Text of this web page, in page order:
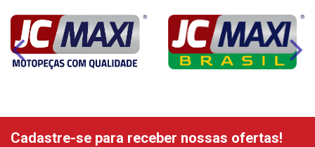
Cadastre-se para receber nossas ofertas!